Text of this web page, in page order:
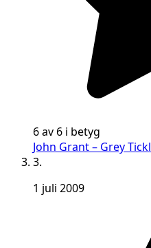
6 av 6 i betyg
John Grant – Grey
3.
1 juli 2009